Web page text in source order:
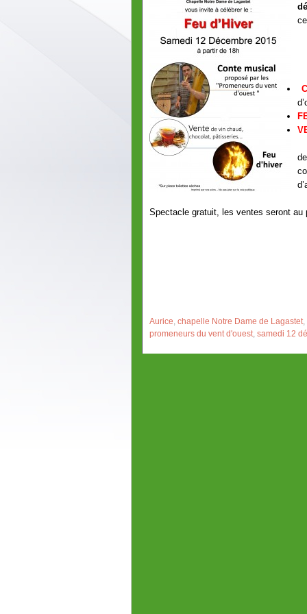
Spectacle gratuit, les ventes seront
Aurice, chapelle Notre Dame de Lagastet,
promeneurs du vent d'ouest, samedi 12